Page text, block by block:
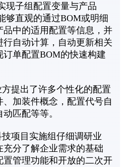
现子组配置变量与产品
够直观的通过BOM或明细
中的适用配置等信息，并
自动计算，自动更新相关
单配置BOM的快速构建
提出了许多个性化的配置
加装件概念，配置代号自
匹配等等。
项目实施组仔细调研业
分了解企业需求的基础
管理功能和开放的二次开